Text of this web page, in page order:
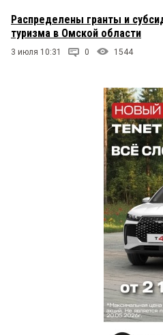
Распределены гранты и
туризма в Омской области
3 июля 10:31 0 1544